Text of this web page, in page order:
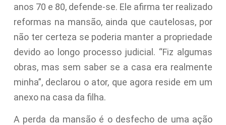
anos 70 e 80, defende-se. Ele afirma ter realizado
reformas na mansão, ainda que cautelosas, por
não ter certeza se poderia manter a propriedade
devido ao longo processo judicial. “Fiz algumas
obras, mas sem saber se a casa era realmente
minha”, declarou o ator, que agora reside em um
anexo na casa da filha.
A perda da mansão é o desfecho de uma ação